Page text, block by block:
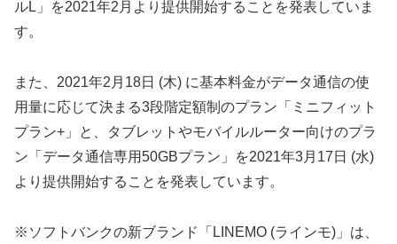
ルL」を2021年2月より提供開始することを発表していま
す。
また、2021年2月18日 (木) に基本料金がデータ通信の使
用量に応じて決まる3段階定額制のプラン「ミニフィット
プラン+」と、タブレットやモバイルルーター向けのプラ
ン「データ通信専用50GBプラン」を2021年3月17日 (水)
より提供開始することを発表しています。
※ソフトバンクの新ブランド「LINEMO (ラインモ)」は、